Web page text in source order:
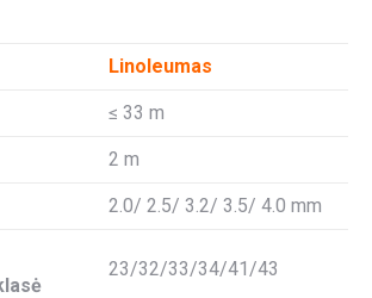
Linoleumas
≤ 33 m
2 m
2.0/ 2.5/ 3.2/ 3.5/ 4.0 mm
23/32/33/34/41/43